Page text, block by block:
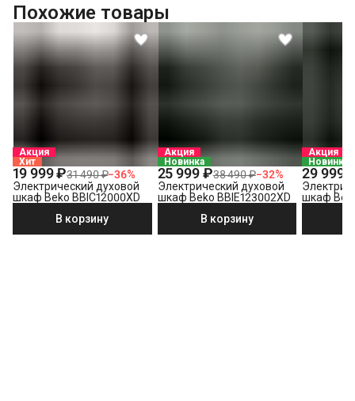
Похожие товары
Акция
Хит
19 999 ₽31 490 ₽−36%
Электрический духовой
шкаф Beko BBIC12000XD
В корзину
Акция
Новинка
25 999 ₽38 490 ₽−32%
Электрический духовой
шкаф Beko BBIE123002XD
В корзину
Акция
Новинка
29 999
шкаф